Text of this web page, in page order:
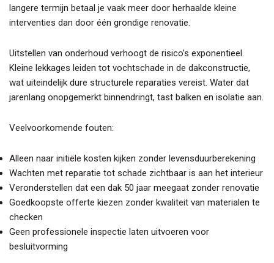
langere termijn betaal je vaak meer door herhaalde kleine
interventies dan door één grondige renovatie.
Uitstellen van onderhoud verhoogt de risico’s exponentieel.
Kleine lekkages leiden tot vochtschade in de dakconstructie,
wat uiteindelijk dure structurele reparaties vereist. Water dat
jarenlang onopgemerkt binnendringt, tast balken en isolatie aan.
Veelvoorkomende fouten:
Alleen naar initiële kosten kijken zonder levensduurberekening
Wachten met reparatie tot schade zichtbaar is aan het interieur
Veronderstellen dat een dak 50 jaar meegaat zonder renovatie
Goedkoopste offerte kiezen zonder kwaliteit van materialen te
checken
Geen professionele inspectie laten uitvoeren voor
besluitvorming